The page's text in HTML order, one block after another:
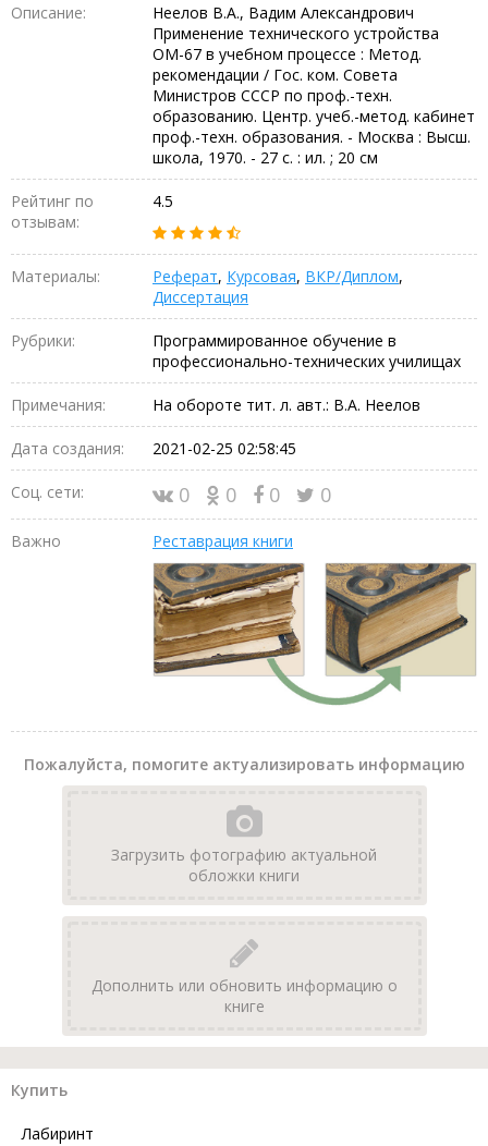
Описание:
Неелов В.А., Вадим Александрович
Применение технического устройства
ОМ-67 в учебном процессе : Метод.
рекомендации / Гос. ком. Совета
Министров СССР по проф.-техн.
образованию. Центр. учеб.-метод. кабинет
проф.-техн. образования. - Москва : Высш.
школа, 1970. - 27 с. : ил. ; 20 см
Рейтинг по
отзывам:
4.5
Материалы: Реферат, Курсовая, ВКР/Диплом,
Диссертация
Рубрики:
Программированное обучение в
профессионально-технических училищах
Примечания: На обороте тит. л. авт.: В.А. Неелов
Дата создания: 2021-02-25 02:58:45
Соц. сети: 0 0 0 0
Важно Реставрация книги
Пожалуйста, помогите актуализировать информацию
Загрузить фотографию актуальной
обложки книги
Дополнить или обновить информацию о
книге
Купить
Лабиринт